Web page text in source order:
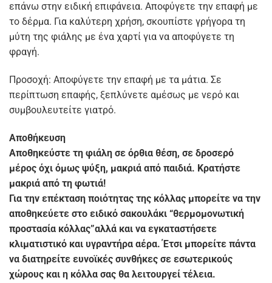
επάνω στην ειδική επιφάνεια. Αποφύγετε την επαφή με
το δέρμα. Για καλύτερη χρήση, σκουπίστε γρήγορα τη
μύτη της φιάλης με ένα χαρτί για να αποφύγετε τη
φραγή.
Προσοχή: Αποφύγετε την επαφή με τα μάτια. Σε
περίπτωση επαφής, ξεπλύνετε αμέσως με νερό και
συμβουλευτείτε γιατρό.
Αποθήκευση
Αποθηκεύστε τη φιάλη σε όρθια θέση, σε δροσερό
μέρος όχι όμως ψύξη, μακριά από παιδιά. Κρατήστε
μακριά από τη φωτιά!
Για την επέκταση ποιότητας της κόλλας μπορείτε να την
αποθηκεύετε στο ειδικό σακουλάκι “θερμομονωτική
προστασία κόλλας”αλλά και να εγκαταστήσετε
κλιματιστικό και υγραντήρα αέρα. Έτσι μπορείτε πάντα
να διατηρείτε ευνοϊκές συνθήκες σε εσωτερικούς
χώρους και η κόλλα σας θα λειτουργεί τέλεια.